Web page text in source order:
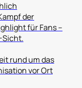
der
für Fans –
Sicht.
rund um das
vor Ort